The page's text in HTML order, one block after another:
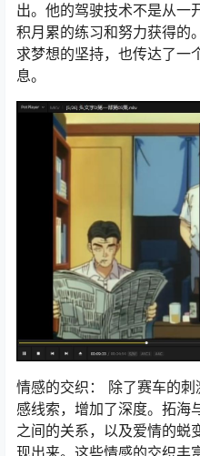
出。他的驾驶技术不是从一
积月累的练习和努力获得的
求梦想的坚持，也传达了一
息。
情感的交织： 除了赛车的
感线索，增加了深度。拓海
之间的关系，以及爱情的蜕
现出来。这些情感的交织丰